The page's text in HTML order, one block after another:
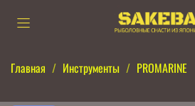
Главная Инструменты PROMARINE